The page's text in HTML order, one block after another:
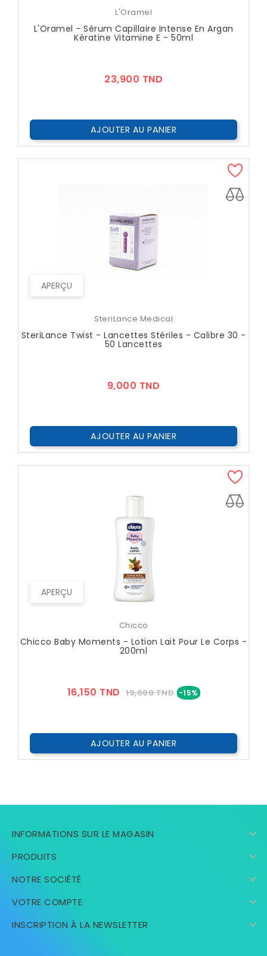
L'Oramel
L'Oramel - Sérum Capillaire Intense En Argan
Kératine Vitamine E - 50ml
23,900 TND
AJOUTER AU PANIER
APERÇU
SteriLance Medical
SteriLance Twist - Lancettes Stériles - Calibre 30 -
50 Lancettes
9,000 TND
AJOUTER AU PANIER
APERÇU
Chicco
Chicco Baby Moments - Lotion Lait Pour Le Corps -
200ml
16,150 TND Prix
19,000 TND -15% Prix
AJOUTER AU PANIER
INFORMATIONS SUR LE MAGASIN 
PRODUITS 
NOTRE SOCIÉTÉ 
VOTRE COMPTE 
INSCRIPTION À LA NEWSLETTER 